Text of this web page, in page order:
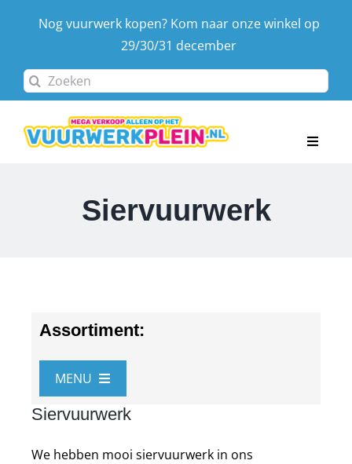
Nog vuurwerk kopen? Kom naar onze winkel op
29/30/31 december
Zoeken
naar:
Toggle
AssortimentSiervuurwerk
Assortiment:
MENU
Alle producten
Siervuurwerk
We hebben mooi siervuurwerk in ons